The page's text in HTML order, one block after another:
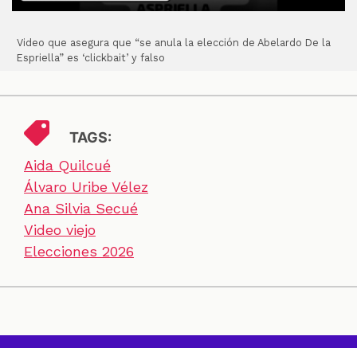
Video que asegura que “se anula la elección de Abelardo De la
Espriella” es ‘clickbait’ y falso
TAGS:
Aida Quilcué
Álvaro Uribe Vélez
Ana Silvia Secué
Video viejo
Elecciones 2026